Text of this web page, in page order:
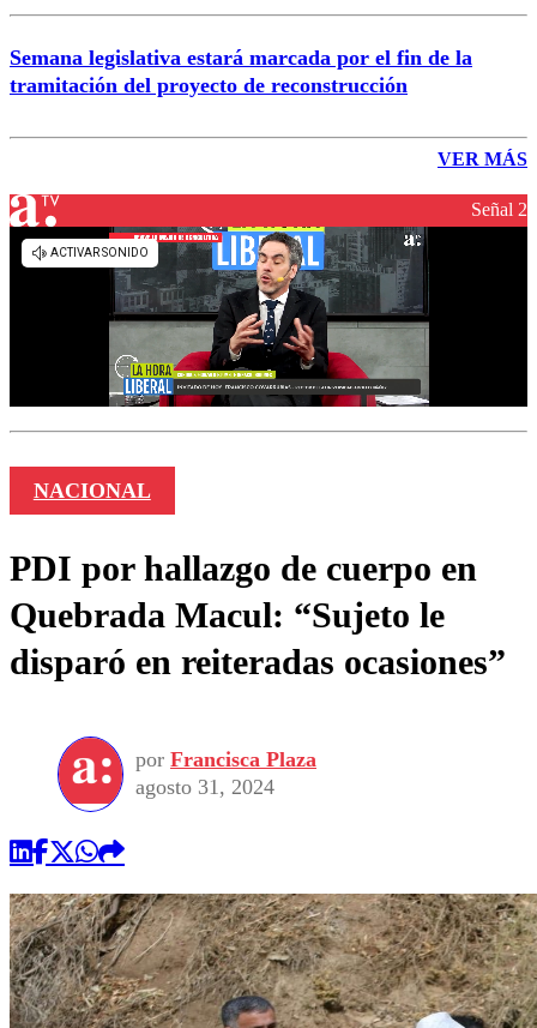
Semana legislativa estará marcada por el fin de la
tramitación del proyecto de reconstrucción
VER MÁS
Señal 2
NACIONAL
PDI por hallazgo de cuerpo en
Quebrada Macul: “Sujeto le
disparó en reiteradas ocasiones”
por Francisca Plaza
agosto 31, 2024